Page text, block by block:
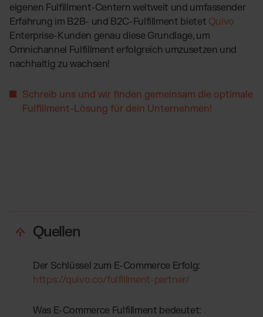
eigenen Fulfillment-Centern weltweit und umfassender
Erfahrung im B2B- und B2C-Fulfillment bietet Quivo
Enterprise-Kunden genau diese Grundlage, um
Omnichannel Fulfillment erfolgreich umzusetzen und
nachhaltig zu wachsen!
Schreib uns und wir finden gemeinsam die optimale
Fulfillment-Lösung für dein Unternehmen!
Quellen
Der Schlüssel zum E-Commerce Erfolg:
https://quivo.co/fulfillment-partner/
Was E-Commerce Fulfillment bedeutet: